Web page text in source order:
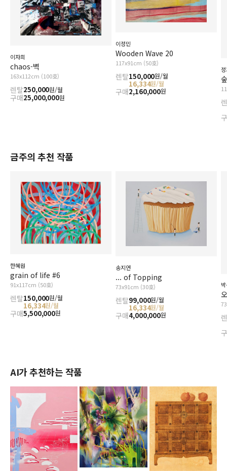
이자희
chaos-벽
163x112cm (100호)
렌탈250,000원/월
구매25,000,000원
이정민
Wooden Wave 20
117x91cm (50호)
렌탈150,000원/월
16,334원/월
구매2,160,000원
숲
금주의 추천 작품
한혜원
grain of life #6
91x117cm (50호)
렌탈150,000원/월
16,334원/월
구매5,500,000원
송지연
... of Topping
73x91cm (30호)
렌탈99,000원/월
16,334원/월
구매4,000,000원
AI가 추천하는 작품